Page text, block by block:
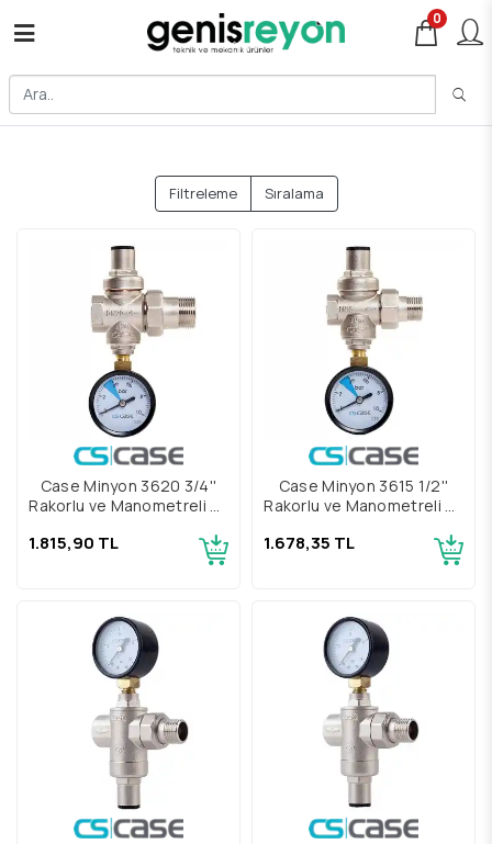
0
Filtreleme Sıralama
Case Minyon 3620 3/4''
Rakorlu ve Manometreli Su
1.815,90 TL
Case Minyon 3615 1/2''
Rakorlu ve Manometreli Su
1.678,35 TL